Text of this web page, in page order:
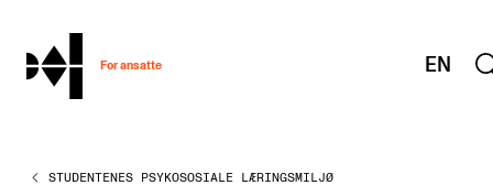
hjem
For ansatte EN
MITT ARBEIDSFORHOLD
STUDENTENES PSYKOSOSIALE LÆRINGSMILJØ